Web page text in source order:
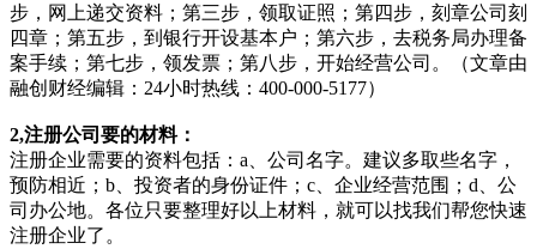
步，网上递交资料；第三步，领取证照；第四步，刻章公司刻
四章；第五步，到银行开设基本户；第六步，去税务局办理备
案手续；第七步，领发票；第八步，开始经营公司。（文章由
融创财经编辑：24小时热线：400-000-5177）
2,注册公司要的材料：
注册企业需要的资料包括：a、公司名字。建议多取些名字，
预防相近；b、投资者的身份证件；c、企业经营范围；d、公
司办公地。各位只要整理好以上材料，就可以找我们帮您快速
注册企业了。